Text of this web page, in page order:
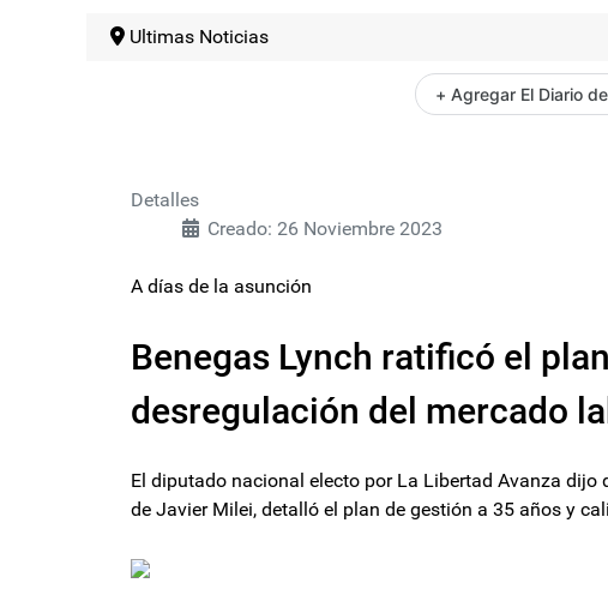
Ultimas Noticias
+ Agregar El Diario
Detalles
Creado: 26 Noviembre 2023
A días de la asunción
Benegas Lynch ratificó el
desregulación del mercado
El diputado nacional electo por La Libertad Avanza
de Javier Milei, detalló el plan de gestión a 35 años y